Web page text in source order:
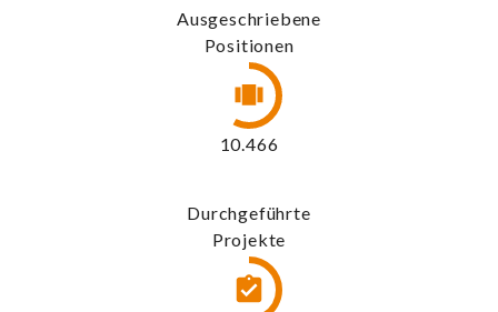
Ausgeschriebene
Positionen
11.395
Durchgeführte
Projekte